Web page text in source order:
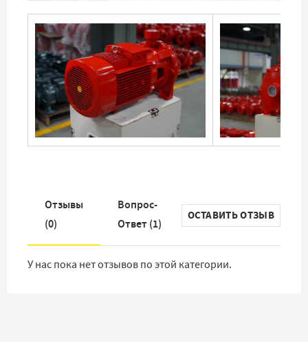
Отзывы
(0)
Вопрос-
Ответ(1)
ОСТАВИТЬ ОТЗЫВ
У нас пока нет отзывов по этой категории.